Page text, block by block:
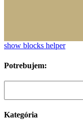
show blocks helper
Potrebujem:
Kategória